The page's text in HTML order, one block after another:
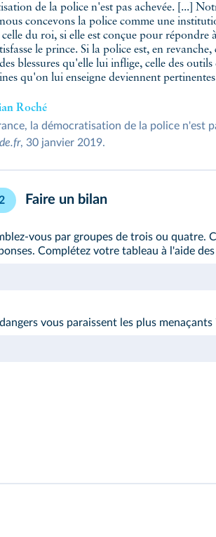
de la police n'est pas achevée. [...]
concevons la police comme une
celle du roi, si elle est conçue pour répondre
le prince. Si la police est, en
blessures qu'elle lui inflige, celle des
qu'on lui enseigne deviennent
Roché
la démocratisation de la police n'est
, 30 janvier 2019.
Faire un bilan
vous par groupes de trois ou quatre.
Complétez votre tableau à l'aide
vous paraissent les plus menaçants